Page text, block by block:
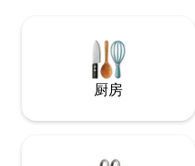
寓都能满足您的需求。
厨房